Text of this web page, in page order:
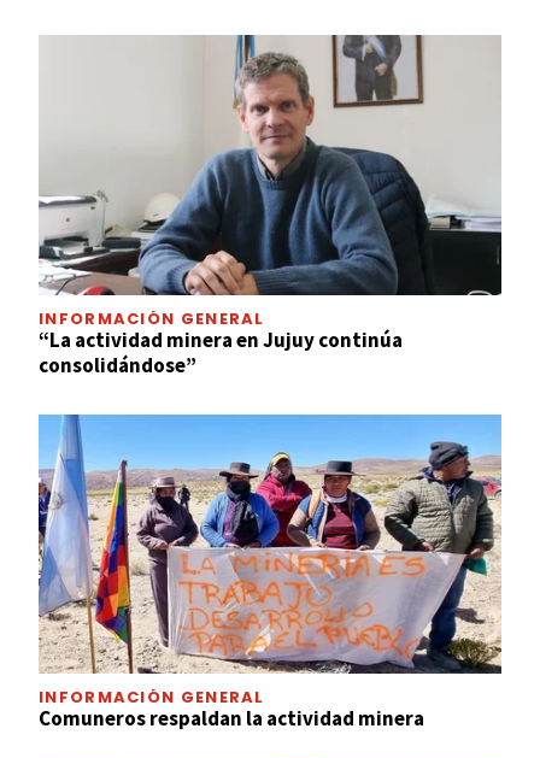
INFORMACIÓN GENERAL
“La actividad minera en Jujuy continúa
consolidándose”
INFORMACIÓN GENERAL
Comuneros respaldan la actividad minera